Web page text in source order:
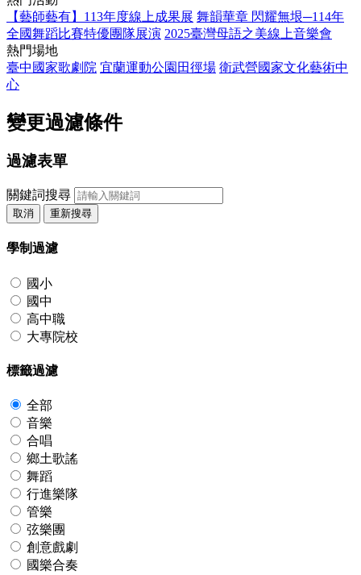
【藝師藝有】113年度線上成果展 舞韻華章 閃耀無垠─114年
全國舞蹈比賽特優團隊展演 2025臺灣母語之美線上音樂會
熱門場地
臺中國家歌劇院 宜蘭運動公園田徑場 衛武營國家文化藝術中
心
變更過濾條件
過濾表單
關鍵詞搜尋
取消 重新搜尋
學制過濾
國小
國中
高中職
大專院校
標籤過濾
全部
音樂
合唱
鄉土歌謠
舞蹈
行進樂隊
管樂
弦樂團
創意戲劇
國樂合奏